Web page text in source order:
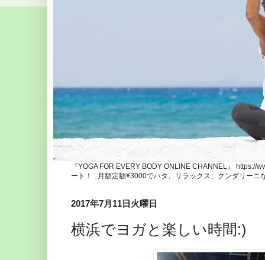
『YOGA FOR EVERY BODY ONLINE CHANNEL』
ート！ . 月額定額¥3000でハタ、リラックス、クンダリー
2017年7月11日火曜日
横浜でヨガと楽しい時間:)